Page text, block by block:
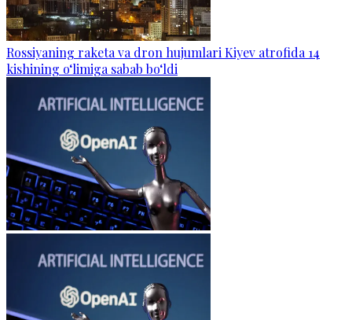
Rossiyaning raketa va dron hujumlari Kiyev atrofida 14
kishining o‘limiga sabab bo‘ldi